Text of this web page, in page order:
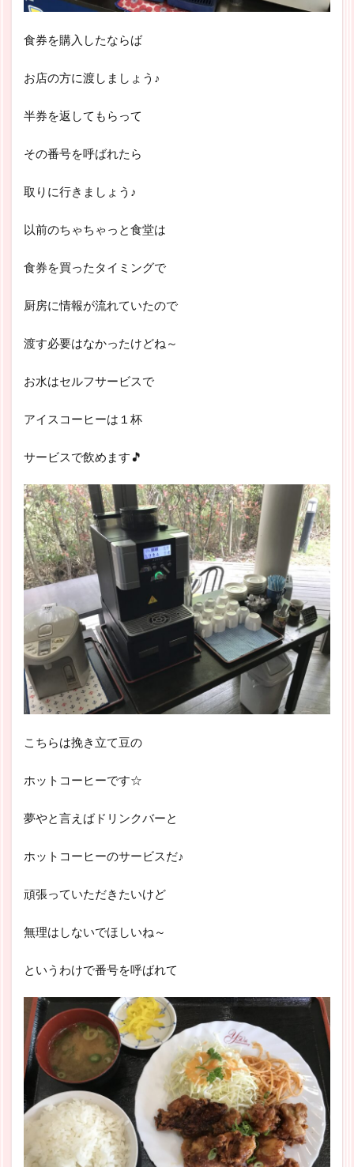
食券を購入したならば
お店の方に渡しましょう♪
半券を返してもらって
その番号を呼ばれたら
取りに行きましょう♪
以前のちゃちゃっと食堂は
食券を買ったタイミングで
厨房に情報が流れていたので
渡す必要はなかったけどね～
お水はセルフサービスで
アイスコーヒーは１杯
サービスで飲めます🎵
こちらは挽き立て豆の
ホットコーヒーです☆
夢やと言えばドリンクバーと
ホットコーヒーのサービスだ♪
頑張っていただきたいけど
無理はしないでほしいね～
というわけで番号を呼ばれて